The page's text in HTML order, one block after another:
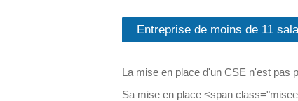
Entreprise de moins de 11
La mise en place d'un CSE n'est pas
Sa mise en place <span